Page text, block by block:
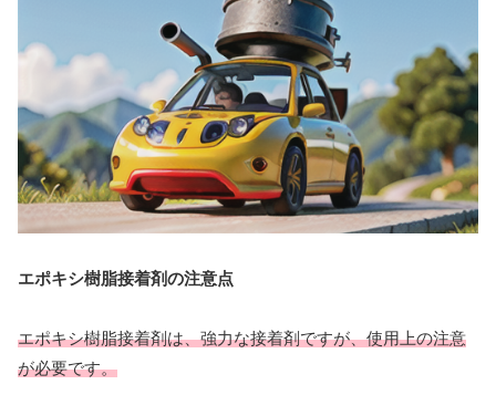
エポキシ樹脂接着剤の注意点
エポキシ樹脂接着剤は、強力な接着剤ですが、使用上の注意
が必要です。